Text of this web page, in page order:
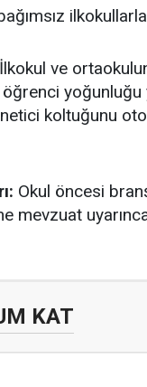
ilkokullarla
İlkokul ve
koltuğunu
Okul öncesi
mevzuat
KAT